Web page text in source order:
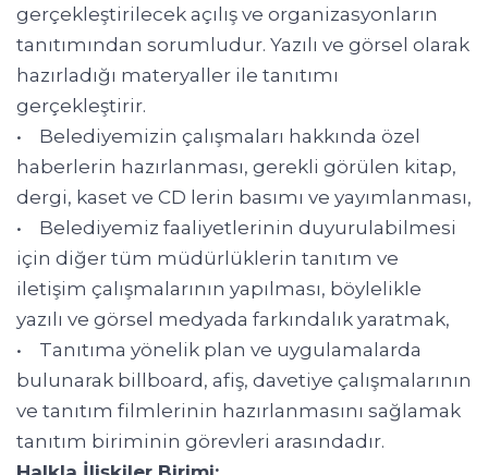
gerçekleştirilecek açılış ve organizasyonların
tanıtımından sorumludur. Yazılı ve görsel olarak
hazırladığı materyaller ile tanıtımı
gerçekleştirir.
• Belediyemizin çalışmaları hakkında özel
haberlerin hazırlanması, gerekli görülen kitap,
dergi, kaset ve CD lerin basımı ve yayımlanması,
• Belediyemiz faaliyetlerinin duyurulabilmesi
için diğer tüm müdürlüklerin tanıtım ve
iletişim çalışmalarının yapılması, böylelikle
yazılı ve görsel medyada farkındalık yaratmak,
• Tanıtıma yönelik plan ve uygulamalarda
bulunarak billboard, afiş, davetiye çalışmalarının
ve tanıtım filmlerinin hazırlanmasını sağlamak
tanıtım biriminin görevleri arasındadır.